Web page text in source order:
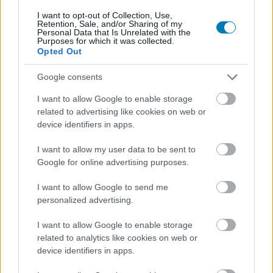
I want to opt-out of Collection, Use,
Retention, Sale, and/or Sharing of my
Personal Data that Is Unrelated with the
Purposes for which it was collected.
Opted Out
Google consents
I want to allow Google to enable storage
related to advertising like cookies on web or
device identifiers in apps.
I want to allow my user data to be sent to
Google for online advertising purposes.
I want to allow Google to send me
personalized advertising.
I want to allow Google to enable storage
related to analytics like cookies on web or
device identifiers in apps.
A The Final Exam azt kívánja bemutatni, milyen
borzalmakat élnek át a diákok egy ilyen eset
Unmute Loaded
81.69%
A CNN elemzése
szerint 2024. szeptember 19-ével
bezárólag az idei évben legalább 50 iskolai lövöldözés
áldozattal és 66 további sérülttel jártak. A legutóbbi
nagy, 21 halálos áldozatot követelő mészárlásra 2022-
ben került sor a texasi Uvalde Robb Általános Iskolában,
de a fegyverekre vonatkozó törvényeket ennek hatására
sem szigorították érdemben.